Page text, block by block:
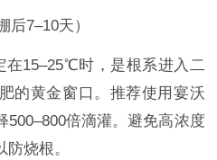
后7–10天）‌
在15–25℃时， 是根系进入二
的黄金窗口 。推荐使用宴沃
500–800倍滴灌。避免高浓度
烧根。